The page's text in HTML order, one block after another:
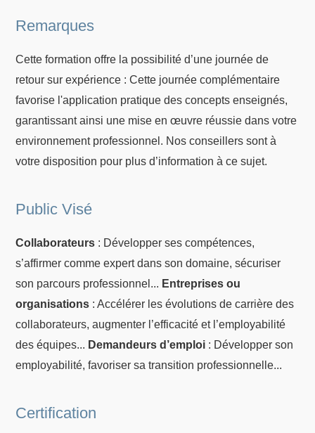
Remarques
Cette formation offre la possibilité d’une journée de
retour sur expérience : Cette journée complémentaire
favorise l'application pratique des concepts enseignés,
garantissant ainsi une mise en œuvre réussie dans votre
environnement professionnel. Nos conseillers sont à
votre disposition pour plus d’information à ce sujet.
Public Visé
Collaborateurs : Développer ses compétences,
s’affirmer comme expert dans son domaine, sécuriser
son parcours professionnel... Entreprises ou
organisations : Accélérer les évolutions de carrière des
collaborateurs, augmenter l’efficacité et l’employabilité
des équipes... Demandeurs d’emploi : Développer son
employabilité, favoriser sa transition professionnelle...
Certification